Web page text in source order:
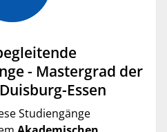
- Mastergrad der
Essen
Studiengänge